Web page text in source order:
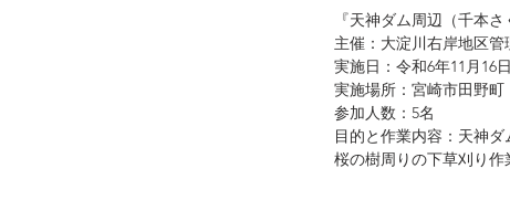
『天神ダム周辺（千本
主催：大淀川右岸地区
実施日：令和6年11月16日
実施場所：宮崎市田野町
参加人数：5名
目的と作業内容：天神
桜の樹周りの下草刈り作